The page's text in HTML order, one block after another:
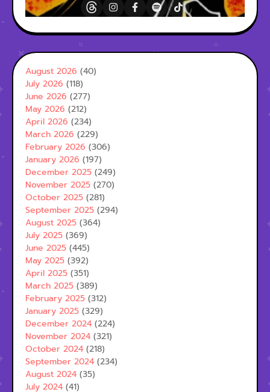
August 2026 (40)
July 2026 (118)
June 2026 (277)
May 2026 (212)
April 2026 (234)
March 2026 (229)
February 2026 (306)
January 2026 (197)
December 2025 (249)
November 2025 (270)
October 2025 (281)
September 2025 (294)
August 2025 (364)
July 2025 (369)
June 2025 (445)
May 2025 (392)
April 2025 (351)
March 2025 (389)
February 2025 (312)
January 2025 (329)
December 2024 (224)
November 2024 (321)
October 2024 (218)
September 2024 (234)
August 2024 (35)
July 2024 (41)